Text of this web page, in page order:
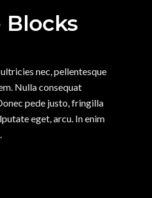
Blocks
nec, pellentesque
Nulla consequat
pede justo, fringilla
eget, arcu. In enim